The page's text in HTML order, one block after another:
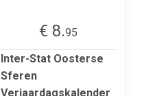
€ 8.95
Inter-Stat Oosterse
Sferen
Verjaardagskalender